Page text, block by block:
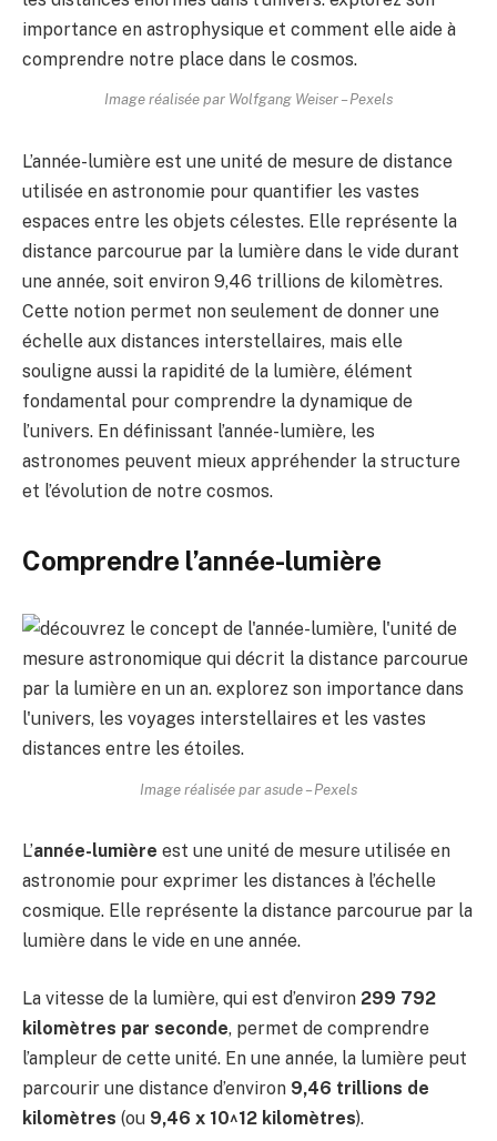
Image réalisée par Wolfgang Weiser – Pexels
L’année-lumière est une unité de mesure de distance
utilisée en astronomie pour quantifier les vastes
espaces entre les objets célestes. Elle représente la
distance parcourue par la lumière dans le vide durant
une année, soit environ 9,46 trillions de kilomètres.
Cette notion permet non seulement de donner une
échelle aux distances interstellaires, mais elle
souligne aussi la rapidité de la lumière, élément
fondamental pour comprendre la dynamique de
l’univers. En définissant l’année-lumière, les
astronomes peuvent mieux appréhender la structure
et l’évolution de notre cosmos.
Comprendre l’année-lumière
Image réalisée par asude – Pexels
L’année-lumière est une unité de mesure utilisée en
astronomie pour exprimer les distances à l’échelle
cosmique. Elle représente la distance parcourue par la
lumière dans le vide en une année.
La vitesse de la lumière, qui est d’environ 299 792
kilomètres par seconde, permet de comprendre
l’ampleur de cette unité. En une année, la lumière peut
parcourir une distance d’environ 9,46 trillions de
kilomètres (ou 9,46 x 10^12 kilomètres).